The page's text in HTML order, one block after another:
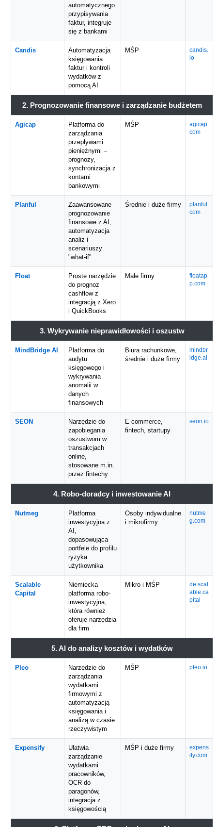
automatycznego
przypisywania
faktur, integruje
się z bankami
Candis
Automatyzacja
księgowania
faktur i kontroli
wydatków z
pomocą AI
MŚP
candis.
io
2. Prognozowanie finansowe i zarządzanie budżetem
Agicap
Platforma do
zarządzania
przepływami
pieniężnymi –
prognozy,
synchronizacja z
kontami
bankowymi
MŚP
agicap.
com
Planful
Zaawansowane
prognozowanie
finansowe z AI,
automatyzacja
analiz i
scenariuszy
"what-if"
Średnie i duże firmy
planful.
com
Float
Proste narzędzie
do prognoz
cashflow z
integracją z Xero
i QuickBooks
Małe firmy
floatap
p.com
3. Wykrywanie nieprawidłowości i oszustw
MindBridge AI
Platforma do
audytu
księgowego i
wykrywania
anomalii w
danych
finansowych
Biura rachunkowe,
średnie i duże firmy
mindbr
idge.ai
SEON
Narzędzie do
zapobiegania
oszustwom w
transakcjach
online,
stosowane m.in.
przez fintechy
E-commerce,
fintech, startupy
seon.io
4. Robo-doradcy i inwestowanie AI
Nutmeg
Platforma
inwestycyjna z
AI,
dopasowująca
portfele do profilu
ryzyka
użytkownika
Osoby indywidualne
i mikrofirmy
nutme
g.com
Scalable
Capital
Niemiecka
platforma robo-
inwestycyjna,
która również
oferuje narzędzia
dla firm
Mikro i MŚP
de.scal
able.ca
pital
5. AI do analizy kosztów i wydatków
Pleo
Narzędzie do
zarządzania
wydatkami
firmowymi z
automatyzacją
księgowania i
analizą w czasie
rzeczywistym
MŚP pleo.io
Expensify
Ułatwia
zarządzanie
wydatkami
pracowników,
OCR do
paragonów,
integracja z
księgowością
MŚP i duże firmy
expens
ify.com